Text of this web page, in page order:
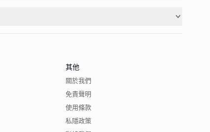
其他
關於我們
免責聲明
使用條款
私隱政策